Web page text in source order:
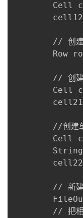
Cell
// 创建行
Row row2
// 创建单元
Cell
//创建单元
Cell
String
// 新建一输出
// 把相应的